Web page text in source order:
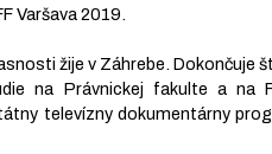
Varšava 2019.
žije v Záhrebe. Dokončuje
na Právnickej fakulte a na
televízny dokumentárny